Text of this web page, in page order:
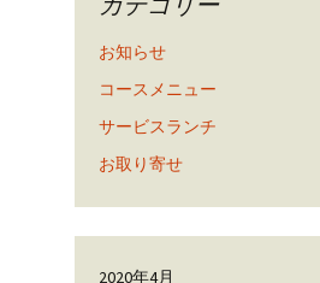
お知らせ
コースメニュー
サービスランチ
お取り寄せ
2020年4月